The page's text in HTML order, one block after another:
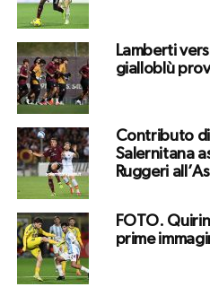
Lamberti
gialloblù
Contributo di
Salernitana
Ruggeri
FOTO.
prime